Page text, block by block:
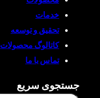
خدمات
تحقیق و توسعه
کاتالوگ محصولات
تماس با ما
جستجوی سریع